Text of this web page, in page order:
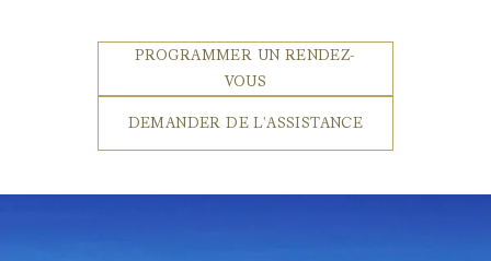
PROGRAMMER UN RENDEZ-
VOUS
DEMANDER DE L'ASSISTANCE